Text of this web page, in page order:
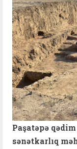
Paşatəpə
sənətkarlıq